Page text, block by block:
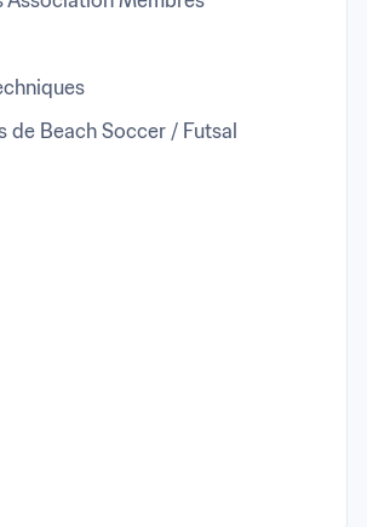
de Beach Soccer / Futsal